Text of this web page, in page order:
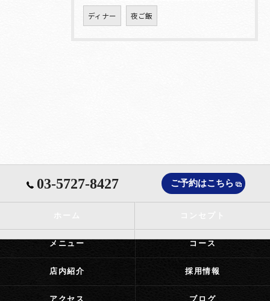
ディナー 夜ご飯
03-5727-8427 ご予約はこちら
メニュー コース
店内紹介 採用情報
アクセス ブログ